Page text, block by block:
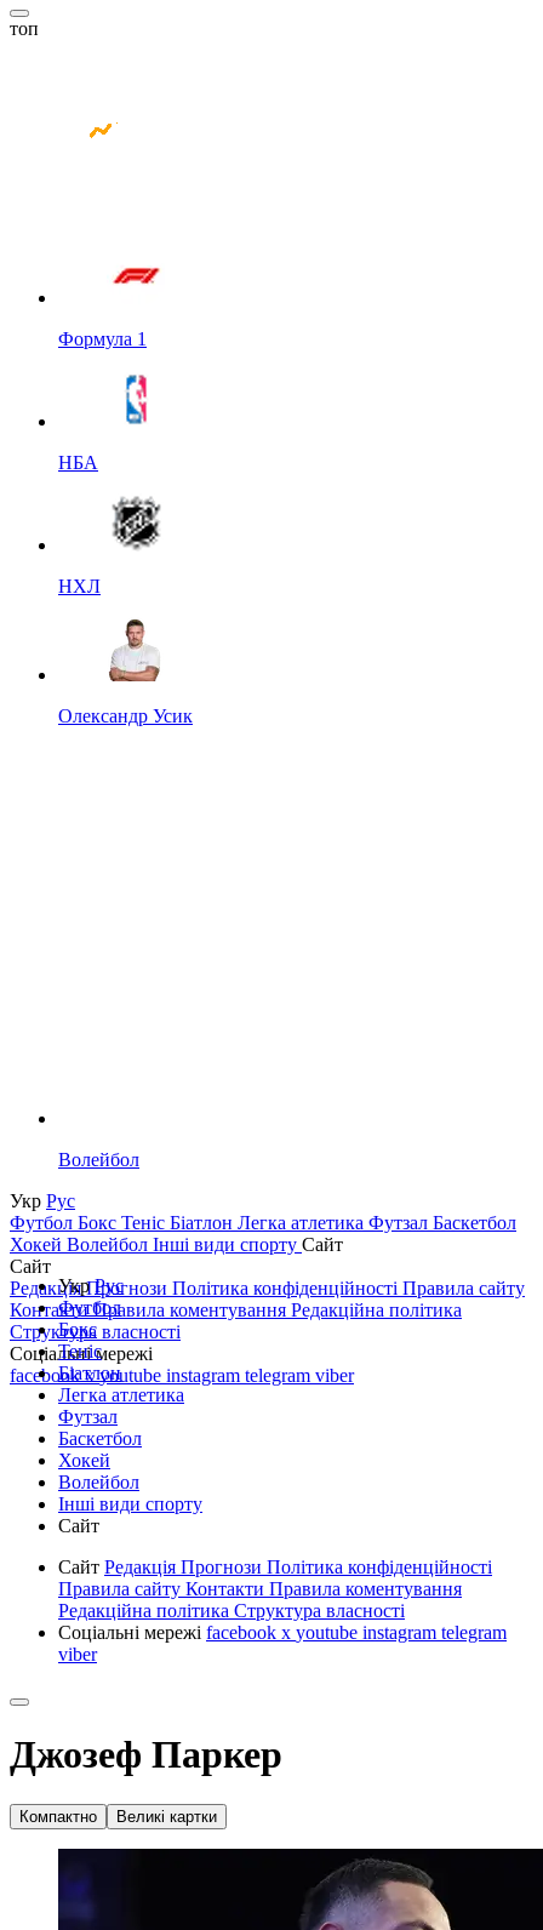
топ
Формула 1
НБА
НХЛ
Олександр Усик
Волейбол
Укр Рус
Футбол Бокс Теніс Біатлон Легка атлетика Футзал Баскетбол
Хокей Волейбол Інші види спорту Сайт
Сайт
РедакціяПрогнози Політика конфіденційності Правила сайту
КонтактиПравила коментування Редакційна політика
Структура власності
Соціальні мережі
facebookxyoutube instagram telegram viber
УкрРус
Футбол
Бокс
Теніс
Біатлон
Легка атлетика
Футзал
Баскетбол
Хокей
Волейбол
Інші види спорту
Сайт
Сайт Редакція Прогнози Політика конфіденційності
Правила сайту Контакти Правила коментування
Редакційна політика Структура власності
Соціальні мережі facebook x youtube instagram telegram
viber
Джозеф Паркер
Компактно Великі картки